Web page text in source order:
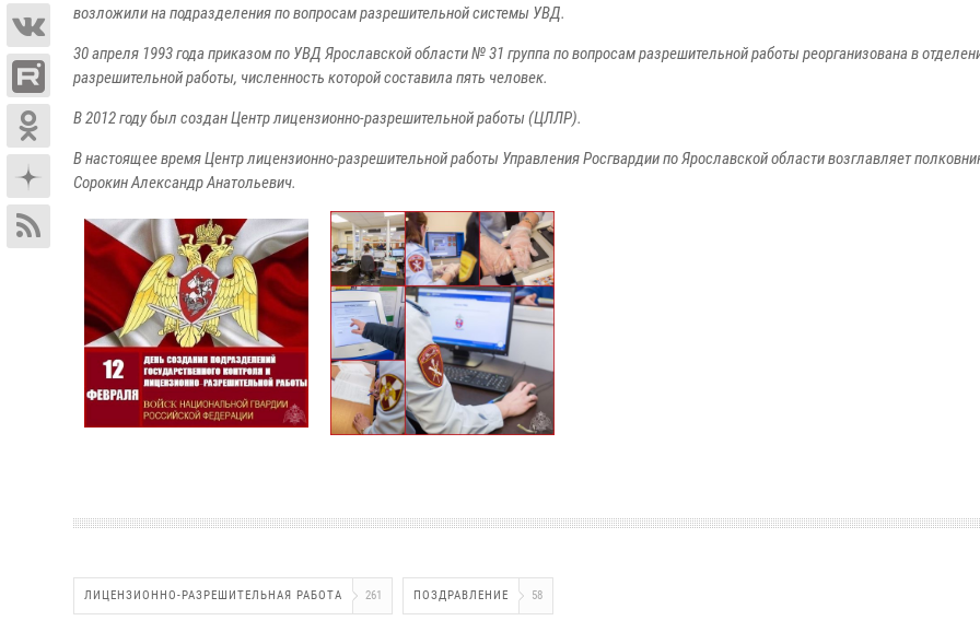
возложили на подразделения по вопросам разрешительной системы УВД.
30 апреля 1993 года приказом по УВД Ярославской области № 31 группа по вопросам разрешительной работы реорганизована в
разрешительной работы, численность которой составила пять человек.
В 2012 году был создан Центр лицензионно-разрешительной работы (ЦЛЛР).
В настоящее время Центр лицензионно-разрешительной работы Управления Росгвардии по Ярославской области возглавляет
Сорокин Александр Анатольевич.
ЛИЦЕНЗИОННО-РАЗРЕШИТЕЛЬНАЯ РАБОТА 261 ПОЗДРАВЛЕНИЕ 58